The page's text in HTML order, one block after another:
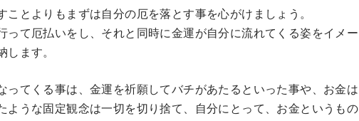
ことよりもまずは自分の厄を落とす事を心がけましょう。
って厄払いをし、それと同時に金運が自分に流れてくる姿をイメー
します。
ってくる事は、金運を祈願してバチがあたるといった事や、お金は
ような固定観念は一切を切り捨て、自分にとって、お金というもの